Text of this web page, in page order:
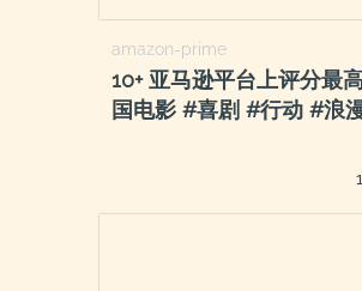
amazon-prime
10+ 亚马逊平台上评分最
国电影 #喜剧 #行动 #浪